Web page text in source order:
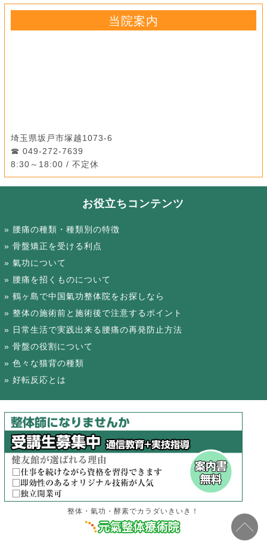
当院案内
埼玉県坂戸市塚越1073-6
049-272-7639
8:30～18:00 / 不定休
お役立ちコンテンツ
腰痛の種類・種類別の特徴
骨盤矯正を受ける利点
氣功について
腰痛を招くものについて
鶴ヶ島で中国氣功整体院をお探しなら
整体の施術前と施術後で注意するポイント
日常生活で実践出来る腰痛の再発防止方法
骨盤の役割について
色々な猫背の種類
好転反応とは
整体・氣功・酵素でカラダいきいき！